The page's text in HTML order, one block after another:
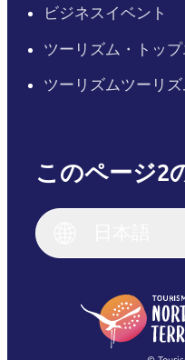
ビジネスイベント
ツーリズム・トッ
ツーリズムツーリ
このページ2
English (US)
English
(Singapore)
Français